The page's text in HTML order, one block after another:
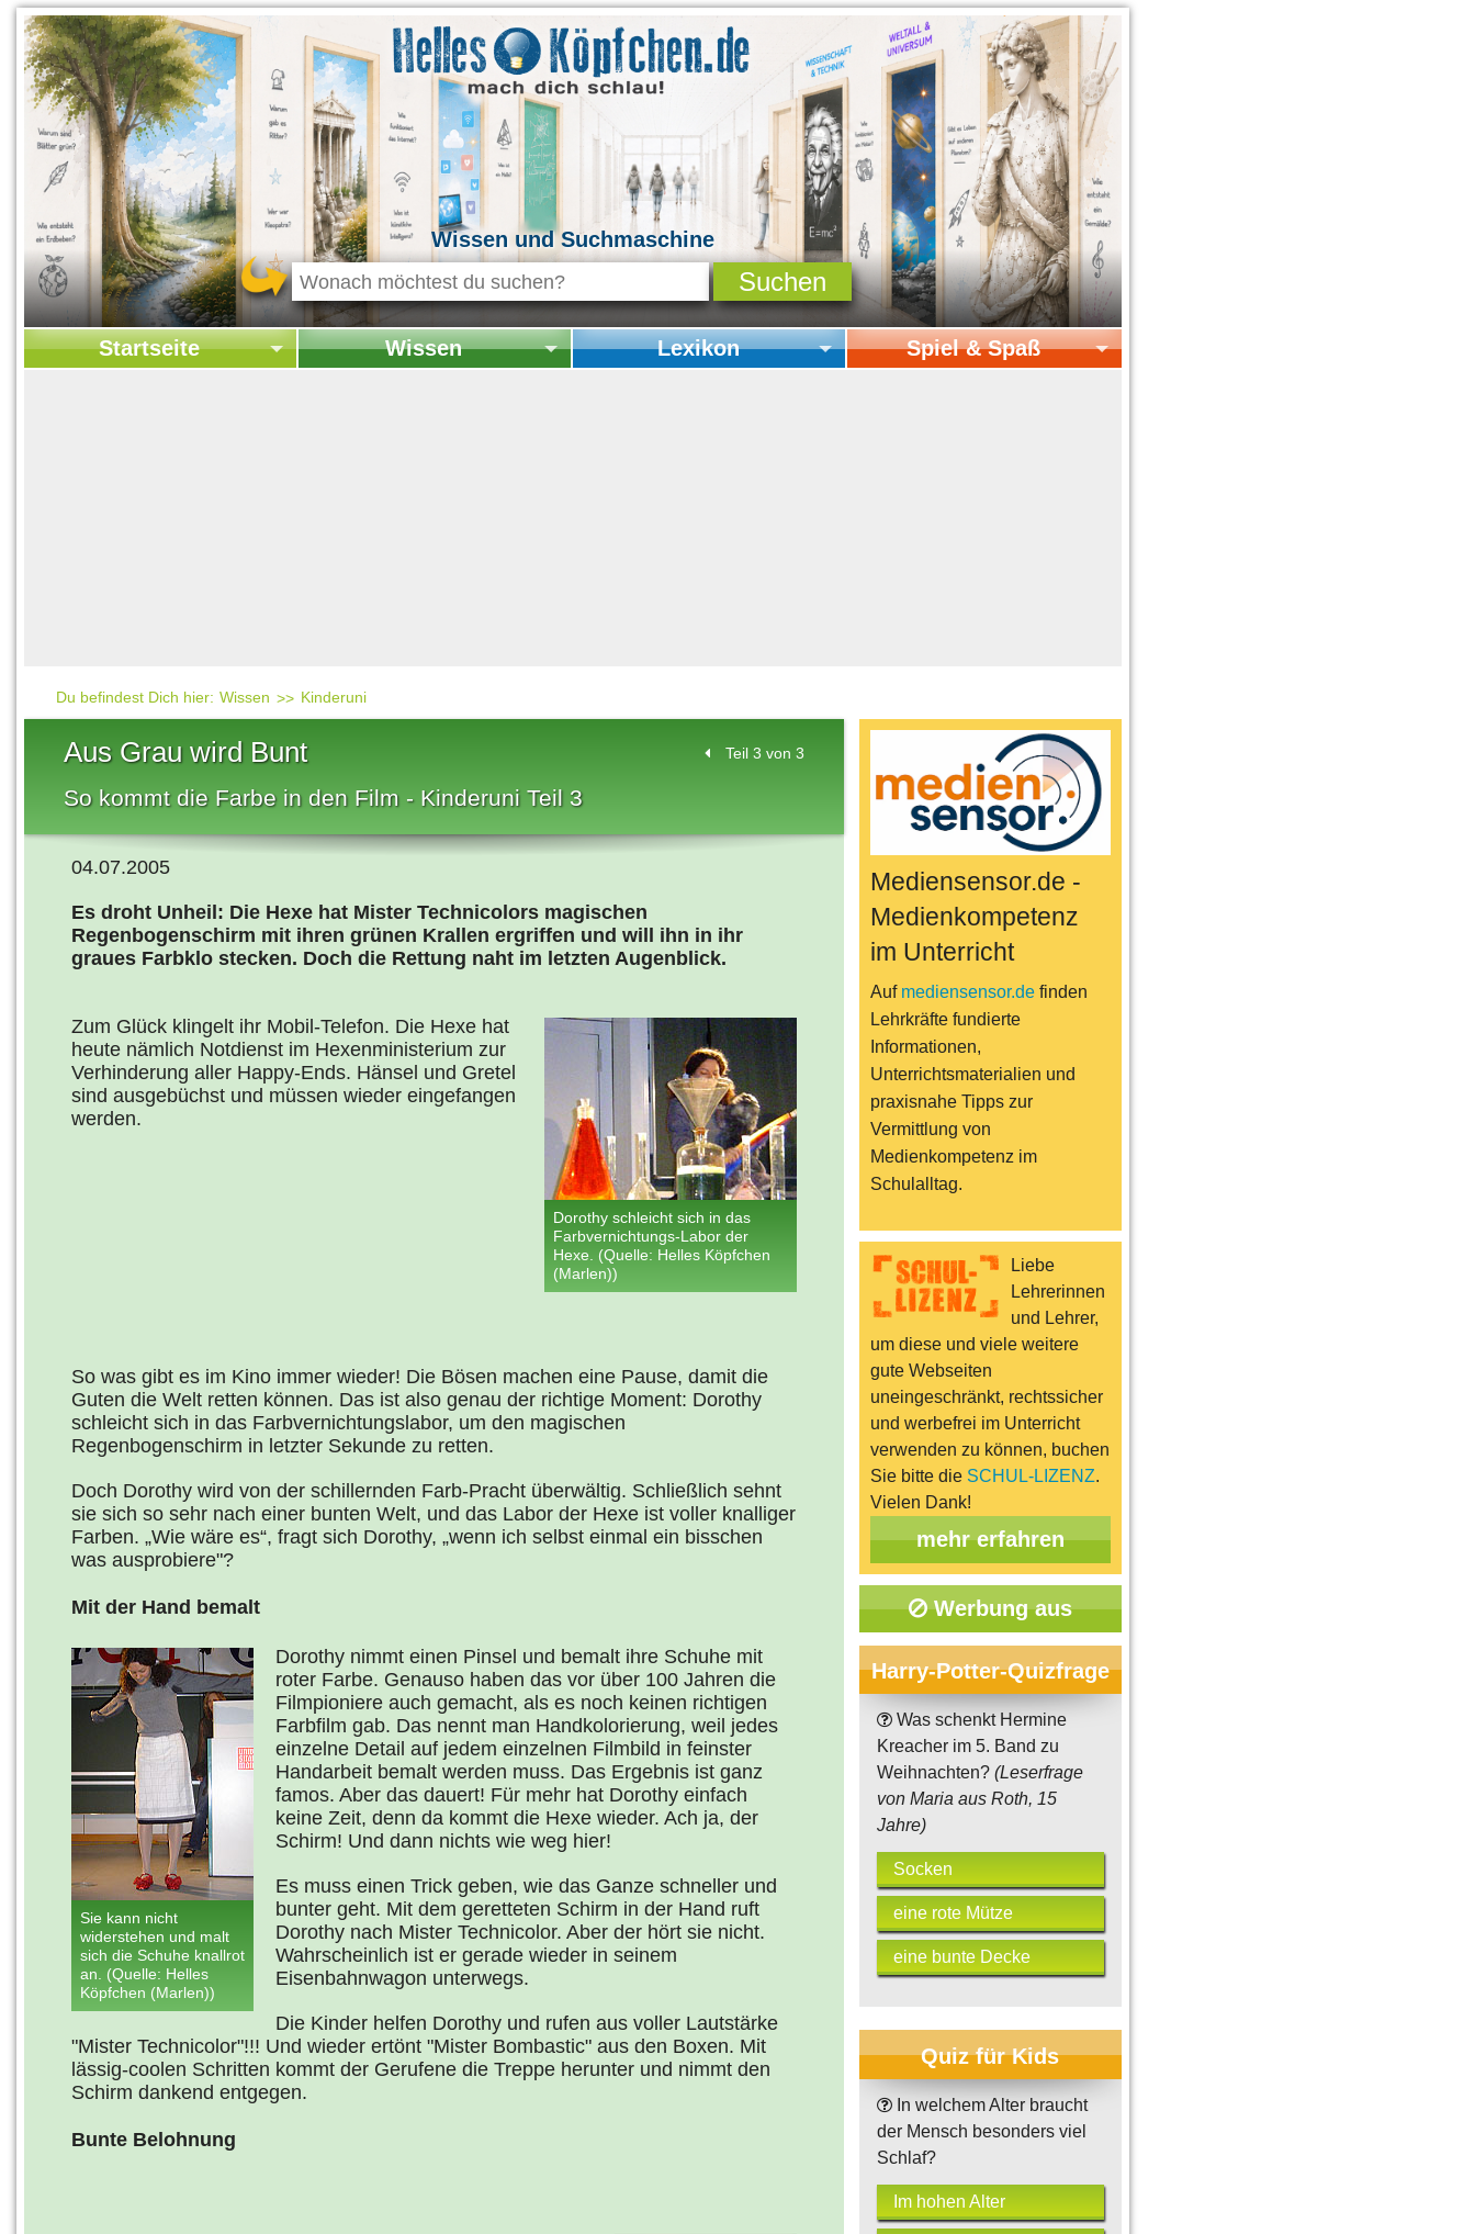
Wissen und Suchmaschine
Startseite Wissen
Technik
Fragen und Antworten
Lexikon Spiel & Spaß
Reisen, Events & Sport
E-Cards
Du befindest Dich hier: Wissen Kinderuni
Aus Grau wird Bunt
So kommt die Farbe in den Film - Kinderuni Teil 3
Teil 3 von 3
04.07.2005
Es droht Unheil: Die Hexe hat Mister Technicolors magischen
Regenbogenschirm mit ihren grünen Krallen ergriffen und will ihn in ihr
graues Farbklo stecken. Doch die Rettung naht im letzten Augenblick.
Dorothy schleicht sich in das
Farbvernichtungs-Labor der
Hexe. (Quelle: Helles Köpfchen
(Marlen))
Zum Glück klingelt ihr Mobil-Telefon. Die Hexe hat
heute nämlich Notdienst im Hexenministerium zur
Verhinderung aller Happy-Ends. Hänsel und Gretel
sind ausgebüchst und müssen wieder eingefangen
werden.
So was gibt es im Kino immer wieder! Die Bösen machen eine Pause, damit die
Guten die Welt retten können. Das ist also genau der richtige Moment: Dorothy
schleicht sich in das Farbvernichtungslabor, um den magischen
Regenbogenschirm in letzter Sekunde zu retten.
Doch Dorothy wird von der schillernden Farb-Pracht überwältig. Schließlich sehnt
sie sich so sehr nach einer bunten Welt, und das Labor der Hexe ist voller knalliger
Farben. „Wie wäre es“, fragt sich Dorothy, „wenn ich selbst einmal ein bisschen
was ausprobiere"?
Mit der Hand bemalt
Sie kann nicht
widerstehen und malt
sich die Schuhe knallrot
an. (Quelle: Helles
Köpfchen (Marlen))
Dorothy nimmt einen Pinsel und bemalt ihre Schuhe mit
roter Farbe. Genauso haben das vor über 100 Jahren die
Filmpioniere auch gemacht, als es noch keinen richtigen
Farbfilm gab. Das nennt man Handkolorierung, weil jedes
einzelne Detail auf jedem einzelnen Filmbild in feinster
Handarbeit bemalt werden muss. Das Ergebnis ist ganz
famos. Aber das dauert! Für mehr hat Dorothy einfach
keine Zeit, denn da kommt die Hexe wieder. Ach ja, der
Schirm! Und dann nichts wie weg hier!
Es muss einen Trick geben, wie das Ganze schneller und
bunter geht. Mit dem geretteten Schirm in der Hand ruft
Dorothy nach Mister Technicolor. Aber der hört sie nicht.
Wahrscheinlich ist er gerade wieder in seinem
Eisenbahnwagon unterwegs.
Die Kinder helfen Dorothy und rufen aus voller Lautstärke
"Mister Technicolor"!!! Und wieder ertönt "Mister Bombastic" aus den Boxen. Mit
lässig-coolen Schritten kommt der Gerufene die Treppe herunter und nimmt den
Schirm dankend entgegen.
Bunte Belohnung
Mediensensor.de -
Medienkompetenz
im Unterricht
Auf mediensensor.definden
Lehrkräfte fundierte
Informationen,
Unterrichtsmaterialien und
praxisnahe Tipps zur
Vermittlung von
Medienkompetenz im
Schulalltag.
Liebe
Lehrerinnen
und Lehrer,
um diese und viele weitere
gute Webseiten
uneingeschränkt, rechtssicher
und werbefrei im Unterricht
verwenden zu können, buchen
Sie bitte die SCHUL-LIZENZ.
Vielen Dank!
mehr erfahren
Werbung aus
Harry-Potter-Quizfrage
Was schenkt Hermine
Kreacher im 5. Band zu
Weihnachten? (Leserfrage
von Maria aus Roth, 15
Jahre)
Socken
eine rote Mütze
eine bunte Decke
Quiz für Kids
In welchem Alter braucht
der Mensch besonders viel
Schlaf?
Im hohen Alter